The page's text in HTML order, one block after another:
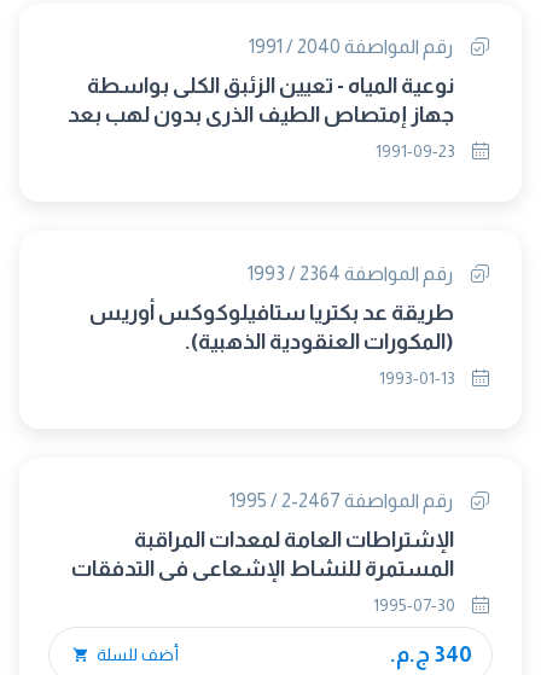
رقم المواصفة 2040 / 1991
نوعية المياه - تعيين الزئبق الكلى بواسطة
جهاز إمتصاص الطيف الذرى بدون لهب بعد
الهضم بطريقة فوق أكسيد ثنائى كبريتات
رقم المواصفة 2364 / 1993
طريقة عد بكتريا ستافيلوكوكس أوريس
(المكورات العنقودية الذهبية).
رقم المواصفة 2467-2 / 1995
الإشتراطات العامة لمعدات المراقبة
المستمرة للنشاط الإشعاعى فى التدفقات
الغازية - الجزء الثانى : فى تصميم مرقاب
التدفق.
340 ج.م. أضف للسلة